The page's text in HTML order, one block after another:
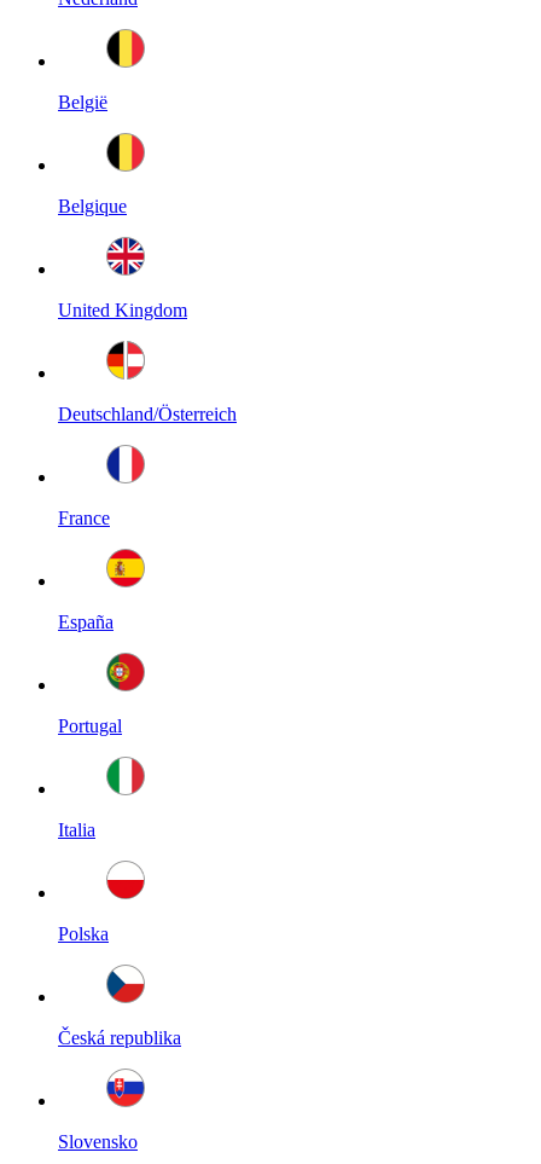
België
Belgique
United Kingdom
Deutschland/Österreich
France
España
Portugal
Italia
Polska
Česká republika
Slovensko